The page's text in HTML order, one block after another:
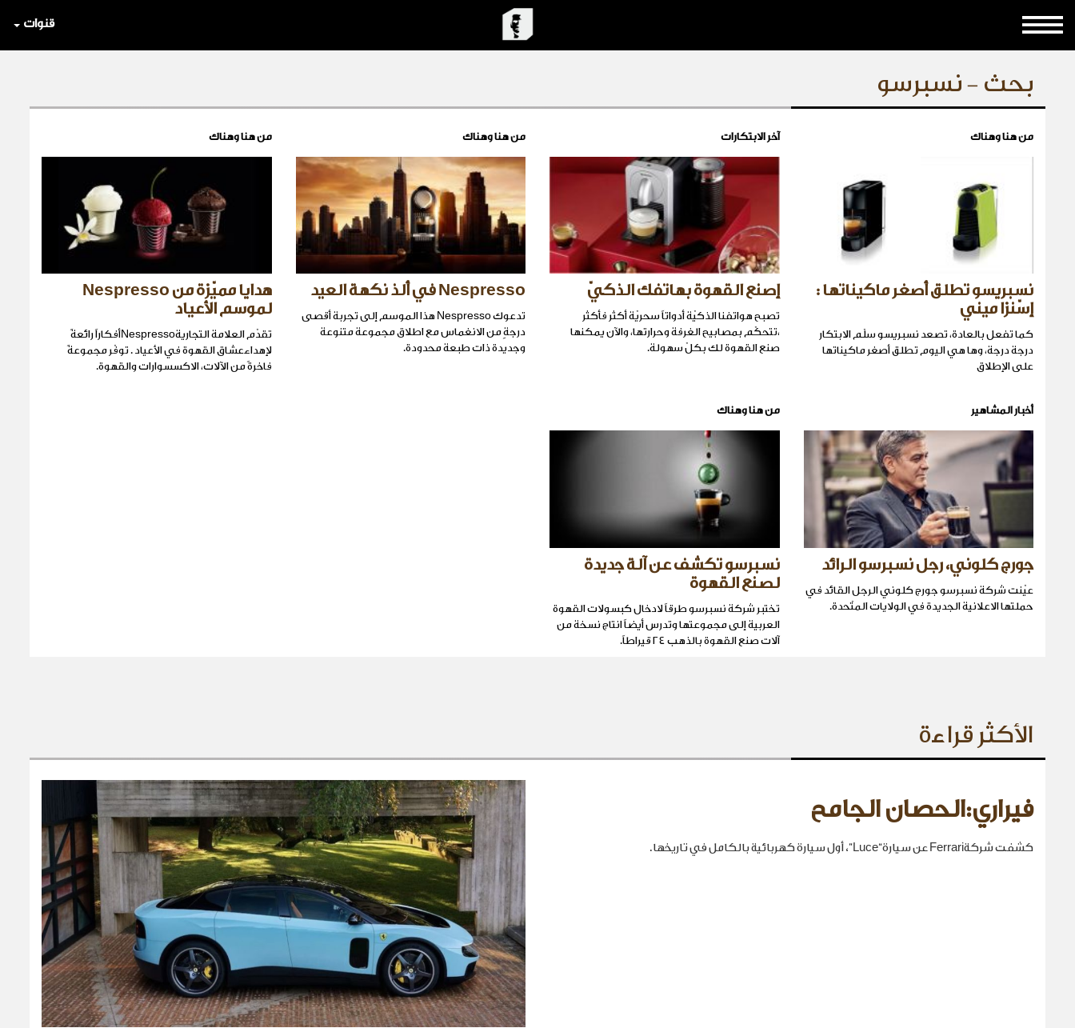
قنوات
بحث - نسبرسو
من هنا وهناك
نسبريسو تطلق أصغر ماكيناتها :
إسّنزا ميني
كما تفعل بالعادة، تصعد نسبريسو سلّم الابتكار
درجة درجة، وها هي اليوم تطلق أصغر ماكيناتها
على الإطلاق
آخر الابتكارات
إصنع القهوة بهاتفك الذكيّ
تصبح هواتفنا الذكيّة أدواتاً سحريّة أكثر فأكثر
،تتحكّم بمصابيح الغرفة وحرارتها، والآن يمكنها
صنع القهوة لك بكلّ سهولة.
من هنا وهناك
Nespresso في ألذ نكهة العيد
تدعوك Nespresso هذا الموسم إلى تجربة أقصى
درجةٍ من الانغماس مع اطلاق مجموعة متنوعة
وجديدة ذات طبعة محدودة.
من هنا وهناك
هدايا مميّزة من Nespresso
لموسم الأعياد
تقدّم العلامة التجاريةNespressoأفكاراً رائعةً
لإهداءعشاق القهوة في الأعياد . توفّر مجموعةً
فاخرةً من الآلات، الاكسسوارات والقهوة.
أخبار المشاهير
جورج كلوني، رجل نسبرسو الرائد
عيّنت شركة نسبرسو جورج كلوني الرجل القائد في
حملتها الاعلانية الجديدة في الولايات المتّحدة.
من هنا وهناك
نسبرسو تكشف عن آلة جديدة
لصنع القهوة
تختبر شركة نسبرسو طرقاً لادخال كبسولات القهوة
العربية إلى مجموعتها وتدرس أيضاً انتاج نسخة من
آلات صنع القهوة بالذهب ٢٤ قيراطاً.
الأكثر قراءة
فيراري:الحصان الجامح
كشفت شركةFerrari عن سيارة“Luce”، أول سيارة كهربائية بالكامل في تاريخها.